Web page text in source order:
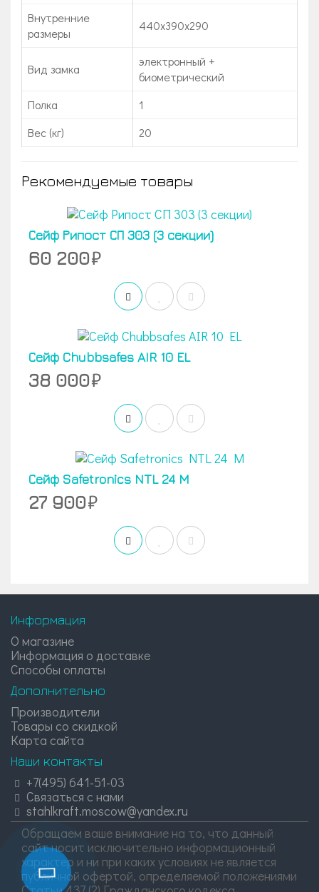
Внутренние
размеры
440х390х290
Вид замка
электронный +
биометрический
Полка
1
Вес (кг)
20
Рекомендуемые товары
Сейф Рипост СП 303 (3 секции)
60 200
Сейф Chubbsafes AIR 10 EL
38 000
Сейф Safetronics NTL 24 M
27 900
Информация
О магазине
Информация о доставке
Способы оплаты
Дополнительно
Производители
Товары со скидкой
Карта сайта
Наши контакты
+7(495) 641-51-03
Связаться с нами
stahlkraft.moscow@yandex.ru
Обращаем ваше внимание на то, что данный
сайт носит исключительно информационный
характер и ни при каких условиях не является
публичной офертой, определяемой положениями